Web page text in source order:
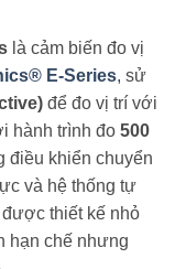
là cảm biến đo vị
E-Series, sử
để đo vị trí với
hành trình đo 500
điều khiển chuyển
và hệ thống tự
thiết kế nhỏ
hạn chế nhưng